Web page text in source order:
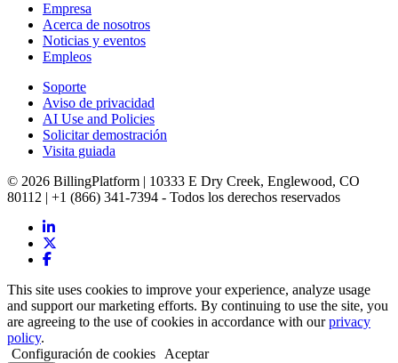
Empresa
Acerca de nosotros
Noticias y eventos
Empleos
Soporte
Aviso de privacidad
AI Use and Policies
Solicitar demostración
Visita guiada
© 2026 BillingPlatform | 10333 E Dry Creek, Englewood, CO
80112 | +1 (866) 341-7394 - Todos los derechos reservados
This site uses cookies to improve your experience, analyze usage
and support our marketing efforts. By continuing to use the site, you
are agreeing to the use of cookies in accordance with ourprivacy
policy.
Configuración de cookies
Aceptar